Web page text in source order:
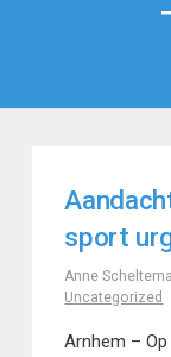
sport
Anne
Uncategorized
Arnhem –